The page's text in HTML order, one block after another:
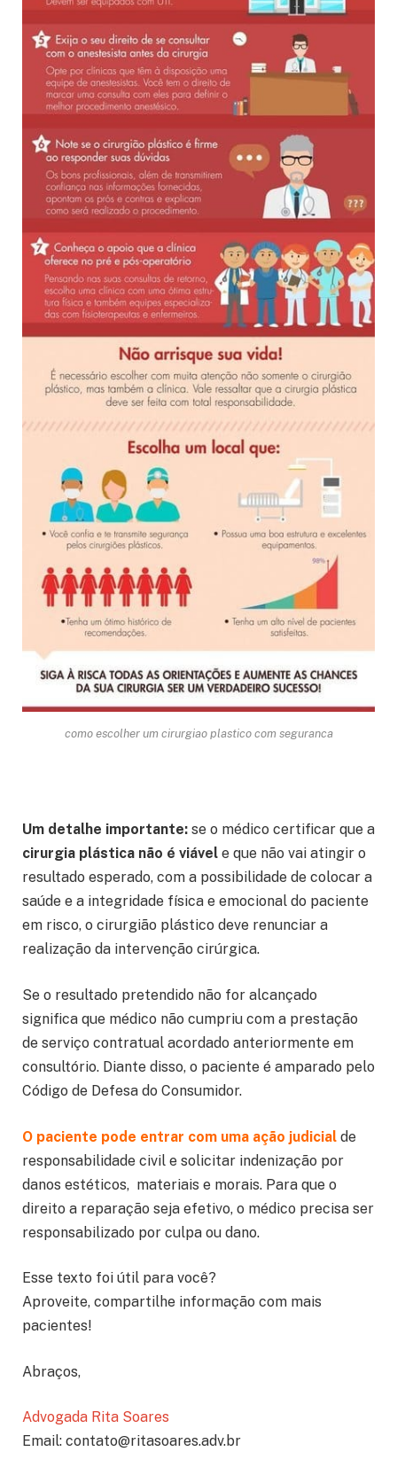
como escolher um cirurgiao plastico com seguranca
Um detalhe importante: se o médico certificar que a
cirurgia plástica não é viável e que não vai atingir o
resultado esperado, com a possibilidade de colocar a
saúde e a integridade física e emocional do paciente
em risco, o cirurgião plástico deve renunciar a
realização da intervenção cirúrgica.
Se o resultado pretendido não for alcançado
significa que médico não cumpriu com a prestação
de serviço contratual acordado anteriormente em
consultório. Diante disso, o paciente é amparado pelo
Código de Defesa do Consumidor.
O paciente pode entrar com uma ação judicial de
responsabilidade civil e solicitar indenização por
danos estéticos, materiais e morais. Para que o
direito a reparação seja efetivo, o médico precisa ser
responsabilizado por culpa ou dano.
Esse texto foi útil para você?
Aproveite, compartilhe informação com mais
pacientes!
Abraços,
Advogada Rita Soares
Email: contato@ritasoares.adv.br